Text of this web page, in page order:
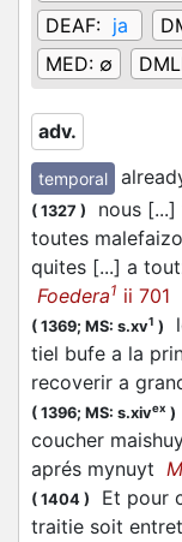
DEAF: ja
MED: ∅
adv.
temporal
( 1327 )
nous
toutes
quites [...] a
Foedera1 ii 701
( 1369; MS: s.xv1 )
tiel bufe a la
recoverir a
( 1396; MS: s.xivex )
coucher
aprés mynuyt
( 1404 )
Et pour
traitie soit